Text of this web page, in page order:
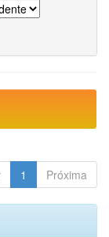
1 Próxima